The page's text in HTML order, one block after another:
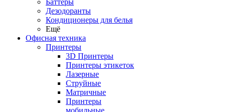
Баттеры
Дезодоранты
Кондиционеры для белья
Ещё
Офисная техника
Принтеры
3D Принтеры
Принтеры этикеток
Лазерные
Струйные
Матричные
Принтеры
мобильные